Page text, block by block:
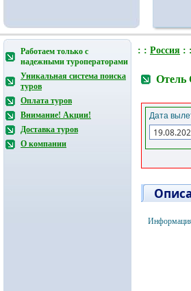
Работаем только с
надежными туроператорами
Уникальная система поиска
туров
Оплата туров
Внимание! Акции!
Доставка туров
О компании
: : Россия : :
Отель
Дата